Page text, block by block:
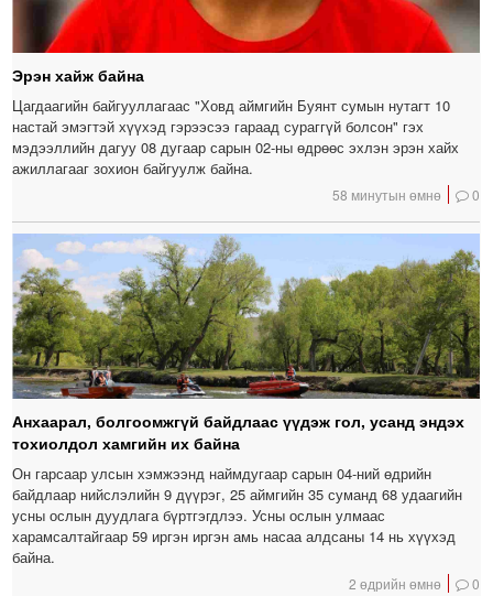
Эрэн хайж байна
Цагдаагийн байгууллагаас "Ховд аймгийн Буянт сумын нутагт 10
настай эмэгтэй хүүхэд гэрээсээ гараад сураггүй болсон" гэх
мэдээллийн дагуу 08 дугаар сарын 02-ны өдрөөс эхлэн эрэн хайх
ажиллагааг зохион байгуулж байна.
58 минутын өмнө 0
Анхаарал, болгоомжгүй байдлаас үүдэж гол, усанд эндэх
тохиолдол хамгийн их байна
Он гарсаар улсын хэмжээнд наймдугаар сарын 04-ний өдрийн
байдлаар нийслэлийн 9 дүүрэг, 25 аймгийн 35 суманд 68 удаагийн
усны ослын дуудлага бүртгэгдлээ. Усны ослын улмаас
харамсалтайгаар 59 иргэн иргэн амь насаа алдсаны 14 нь хүүхэд
байна.
2 өдрийн өмнө 0